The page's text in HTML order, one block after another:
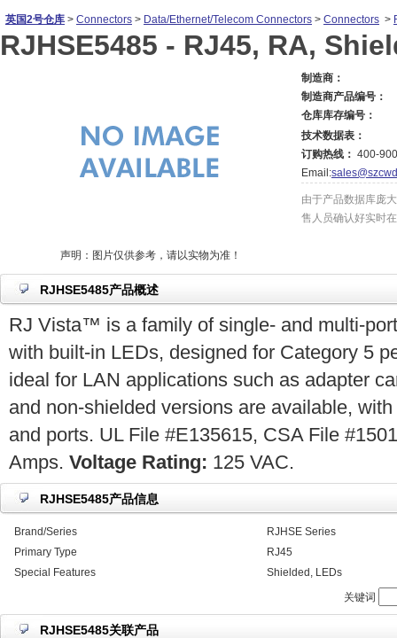
英国2号仓库 > Connectors > Data/Ethernet/Telecom Connectors > Connectors >
RJHSE5485 - RJ45, RA,
声明：图片仅供参考，请以实物为准！
制造商：
制造商产品编号：
仓库库存编号：
技术数据表：
订购热线： 400-
Email:
由于产品数据库庞
售人员确认好实时
RJHSE5485产品概述
RJ Vista™ is a family of single- and multi-
with built-in LEDs, designed for Category 5
ideal for LAN applications such as adapter
and non-shielded versions are available,
and ports. UL File #E135615, CSA File
Amps. Voltage Rating: 125 VAC.
RJHSE5485产品信息
Brand/Series
RJHSE Series
Primary Type
RJ45
Special Features
Shielded, LEDs
关键词
RJHSE5485关联产品